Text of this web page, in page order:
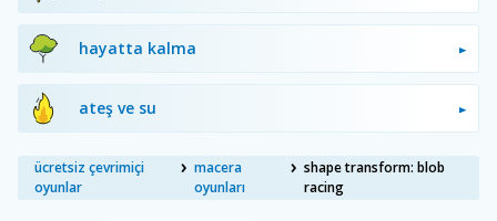
hayatta kalma
ateş ve su
ücretsiz çevrimiçi
oyunlar
macera
oyunları
shape transform: blob
racing